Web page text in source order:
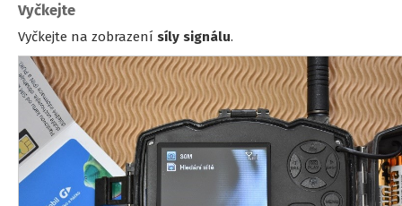
Vyčkejte
Vyčkejte na zobrazení síly signálu.